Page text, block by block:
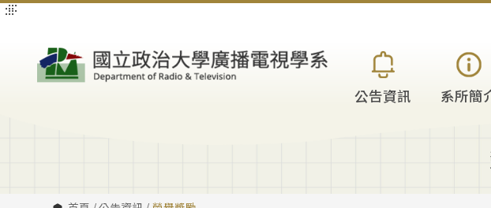
跳
:::
公告資訊 系所簡
:::